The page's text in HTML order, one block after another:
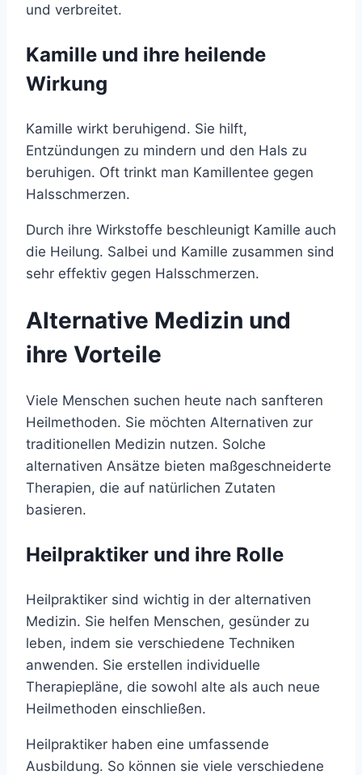
und verbreitet.
Kamille und ihre heilende
Wirkung
Kamille wirkt beruhigend. Sie hilft,
Entzündungen zu mindern und den Hals zu
beruhigen. Oft trinkt man Kamillentee gegen
Halsschmerzen.
Durch ihre Wirkstoffe beschleunigt Kamille auch
die Heilung. Salbei und Kamille zusammen sind
sehr effektiv gegen Halsschmerzen.
Alternative Medizin und
ihre Vorteile
Viele Menschen suchen heute nach sanfteren
Heilmethoden. Sie möchten Alternativen zur
traditionellen Medizin nutzen. Solche
alternativen Ansätze bieten maßgeschneiderte
Therapien, die auf natürlichen Zutaten
basieren.
Heilpraktiker und ihre Rolle
Heilpraktiker sind wichtig in der alternativen
Medizin. Sie helfen Menschen, gesünder zu
leben, indem sie verschiedene Techniken
anwenden. Sie erstellen individuelle
Therapiepläne, die sowohl alte als auch neue
Heilmethoden einschließen.
Heilpraktiker haben eine umfassende
Ausbildung. So können sie viele verschiedene